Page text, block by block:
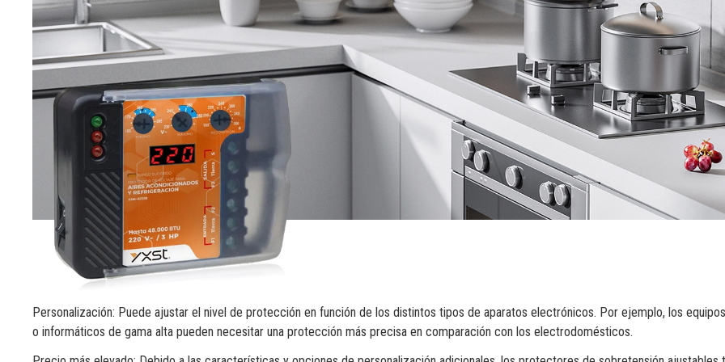
Personalización: Puede ajustar el nivel de protección en función de los distintos tipos de aparatos electrónicos. Por ejemplo, los
o informáticos de gama alta pueden necesitar una protección más precisa en comparación con los electrodomésticos.